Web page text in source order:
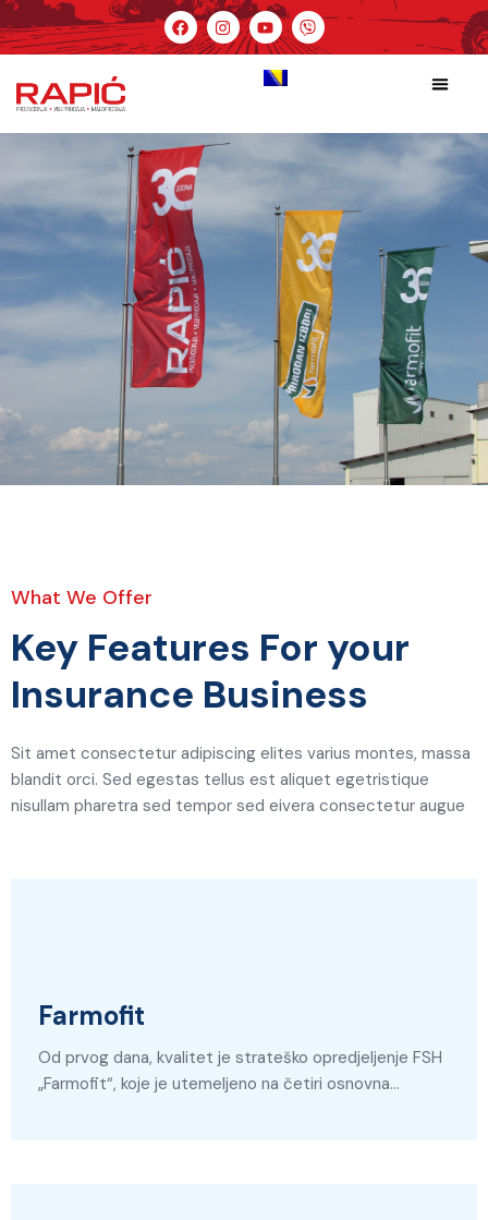
Service Style 6
Početna Service Style 6
What We Offer
Key Features For your
Insurance Business
Sit amet consectetur adipiscing elites varius montes, massa
blandit orci. Sed egestas tellus est aliquet egetristique
nisullam pharetra sed tempor sed eivera consectetur augue
Farmofit
Od prvog dana, kvalitet je strateško opredjeljenje FSH
„Farmofit“, koje je utemeljeno na četiri osnovna…